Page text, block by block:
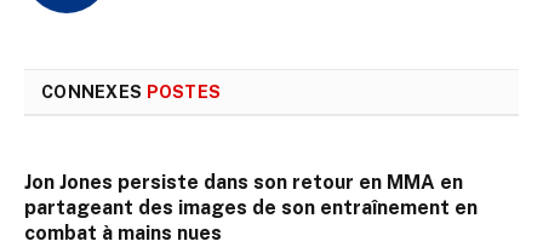
CONNEXES POSTES
Jon Jones persiste dans son retour en MMA en
partageant des images de son entraînement en
combat à mains nues